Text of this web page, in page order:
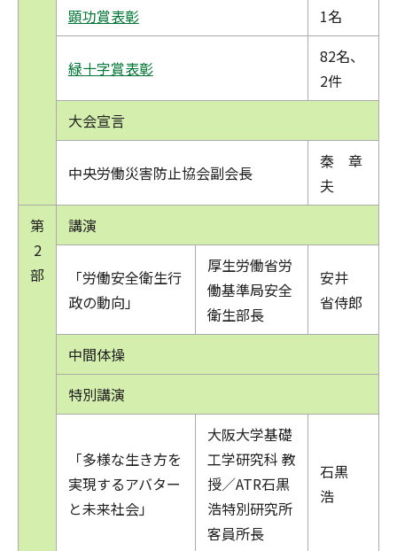
顕功賞表彰 1名
緑十字賞表彰
82名、
2件
大会宣言
中央労働災害防止協会副会長
秦 章
夫
第
2
部
講演
「労働安全衛生行
政の動向」
厚生労働省労
働基準局安全
衛生部長
安井
省侍郎
中間体操
特別講演
「多様な生き方を
実現するアバター
と未来社会」
大阪大学基礎
工学研究科 教
授／ATR石黒
浩特別研究所
客員所長
石黒
浩